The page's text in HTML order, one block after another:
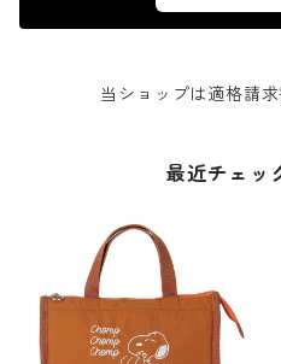
当ショップは適格請求
最近チェッ